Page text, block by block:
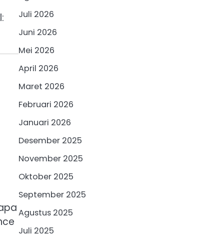
Juli 2026
Juni 2026
Mei 2026
April 2026
Maret 2026
Februari 2026
Januari 2026
Desember 2025
November 2025
Oktober 2025
September 2025
Agustus 2025
Juli 2025